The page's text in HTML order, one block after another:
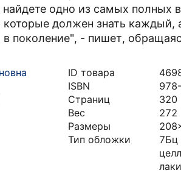
одно из самых полных
должен знать каждый,
в поколение", - пишет,
ID товара
ISBN
Страниц
320
Вес
272
Размеры
Тип обложки
7Бц